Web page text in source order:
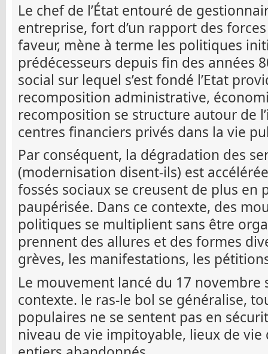
Le chef de l’État entouré de
entreprise, fort d’un rapport des
faveur, mène à terme les politiques
prédécesseurs depuis fin des années
social sur lequel s’est fondé l’Etat
recomposition administrative,
recomposition se structure autour de
centres financiers privés dans la vie
Par conséquent, la dégradation des
(modernisation disent-ils) est
fossés sociaux se creusent de plus en
paupérisée. Dans ce contexte, des
politiques se multiplient sans être
prennent des allures et des formes
grèves, les manifestations, les
Le mouvement lancé du 17 novembre
contexte. le ras-le bol se généralise,
populaires ne se sentent pas en
niveau de vie impitoyable, lieux de